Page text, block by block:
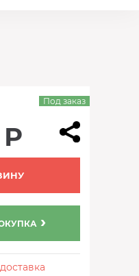
Под заказ